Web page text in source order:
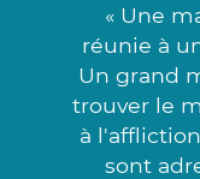
« Une
réunie à
Un grand
trouver le
à
sont